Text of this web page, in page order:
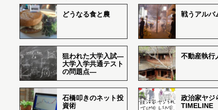
どうなる食と農 戦うアルバ
狙われた大学入試―
大学入学共通テスト
の問題点―
不動産執行
石橋叩きのネット投
資術
政治家ヤジ
TIMELINE